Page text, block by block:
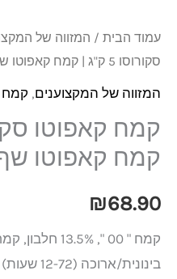
עמוד הבית / המזווה של
סקורוסו 5 ק"ג | קמח קאפוטו שף אדום
המזווה של המקצוענים, קמח
קמח קאפוטו
₪68.90
קמח " 00 ",